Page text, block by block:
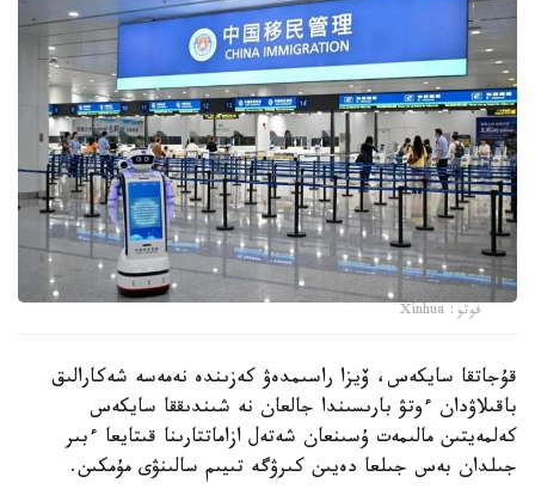
فوتو: Xinhua
قۇجاتقا سايكەس، ۆيزا راسىمدەۋ كەزىندە نەمەسە شەكارالىق
باقىلاۋدان ءوتۋ بارىسىندا جالعان نە شىندىققا سايكەس
كەلمەيتىن مالىمەت ۇسىنعان شەتەل ازاماتتارىنا قىتايعا ءبىر
جىلدان بەس جىلعا دەيىن كىرۋگە تىيىم سالىنۋى مۇمكىن.